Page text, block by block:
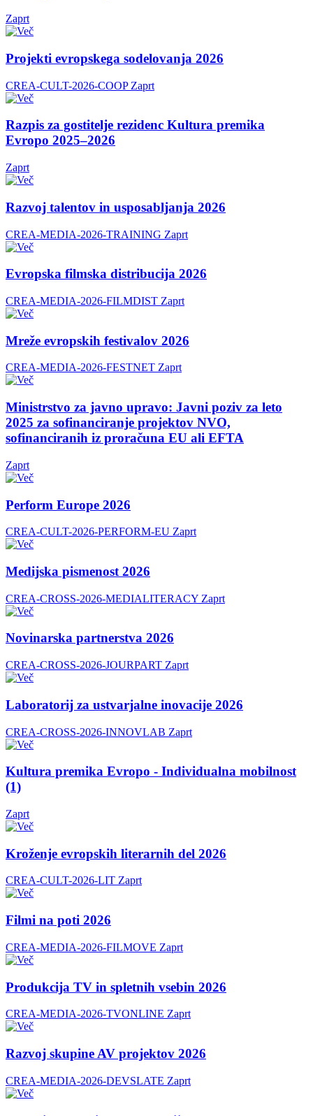
Zaprt
Projekti evropskega sodelovanja 2026
CREA-CULT-2026-COOP Zaprt
Razpis za gostitelje rezidenc Kultura premika
Evropo 2025–2026
Zaprt
Razvoj talentov in usposabljanja 2026
CREA-MEDIA-2026-TRAINING Zaprt
Evropska filmska distribucija 2026
CREA-MEDIA-2026-FILMDIST Zaprt
Mreže evropskih festivalov 2026
CREA-MEDIA-2026-FESTNET Zaprt
Ministrstvo za javno upravo: Javni poziv za leto
2025 za sofinanciranje projektov NVO,
sofinanciranih iz proračuna EU ali EFTA
Zaprt
Perform Europe 2026
CREA-CULT-2026-PERFORM-EU Zaprt
Medijska pismenost 2026
CREA-CROSS-2026-MEDIALITERACY Zaprt
Novinarska partnerstva 2026
CREA-CROSS-2026-JOURPART Zaprt
Laboratorij za ustvarjalne inovacije 2026
CREA-CROSS-2026-INNOVLAB Zaprt
Kultura premika Evropo - Individualna mobilnost
(1)
Zaprt
Kroženje evropskih literarnih del 2026
CREA-CULT-2026-LIT Zaprt
Filmi na poti 2026
CREA-MEDIA-2026-FILMOVE Zaprt
Produkcija TV in spletnih vsebin 2026
CREA-MEDIA-2026-TVONLINE Zaprt
Razvoj skupine AV projektov 2026
CREA-MEDIA-2026-DEVSLATE Zaprt